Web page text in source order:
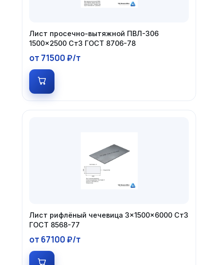
Лист просечно-вытяжной ПВЛ-306
1500×2500 Ст3 ГОСТ 8706-78
от 71500 ₽/т
Лист рифлёный чечевица 3×1500×6000 Ст3
ГОСТ 8568-77
от 67100 ₽/т